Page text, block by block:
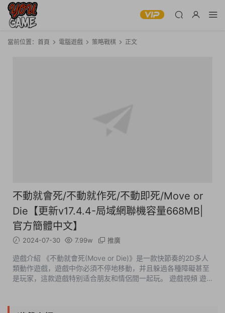
當前位置： 首頁 電腦遊戲 策略戰棋 正文
不動就會死/不動就作死/不動即死/Move or
Die【更新v17.4.4-局域網聯機容量668MB|
官方簡體中文】
2024-07-30 7.99w 推廣
遊戲介紹 《不動就會死(Move or Die)》是一款快節奏的2D多人
類動作遊戲，遊戲中你必須不停地移動，并且躲過各種障礙甚至
是玩家，這款遊戲特别适合朋友和情侶間一起玩。 遊戲視頻 遊